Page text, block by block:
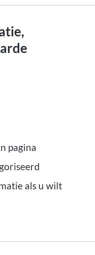
pagina
als u wilt